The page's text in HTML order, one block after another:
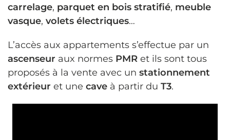
carrelage, parquet en bois stratifié, meuble
vasque, volets électriques…
L’accès aux appartements s’effectue par un
ascenseur aux normes PMR et ils sont tous
proposés à la vente avec un stationnement
extérieur et une cave à partir du T3.